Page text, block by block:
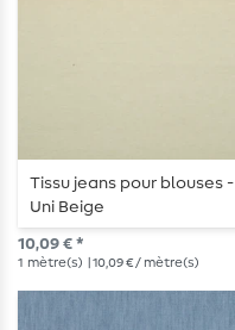
Tissu jeans pour blouses -
Uni Beige
10,09 € *
1 mètre(s) | 10,09 € / mètre(s)